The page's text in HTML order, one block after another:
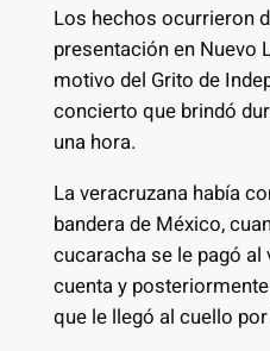
Los hechos ocurrieron
presentación en Nuevo
motivo del Grito de
concierto que brindó
una hora.
La veracruzana había
bandera de México,
cucaracha se le pagó
cuenta y
que le llegó al cuello